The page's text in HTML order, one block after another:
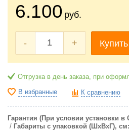
6.100 руб.
- + Купить
Отгрузка в день заказа, при
В избранные К сравнению
Гарантия (При условии установки в
Габариты с упаковкой (ШxВxГ), см: